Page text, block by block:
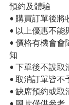
預約及體驗
• 購買訂單後將
• 以上優惠不能
• 價格有機會會
知
• 下單後不設取
• 取消訂單皆不
• 缺席預約或取